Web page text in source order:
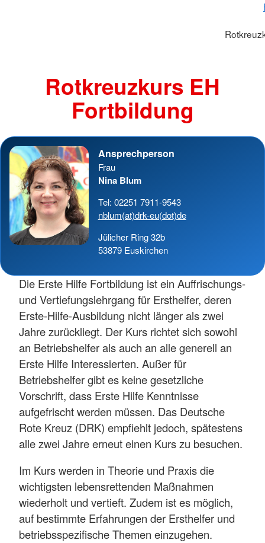
Rotkreuzkurs EH
Fortbildung
Ansprechperson
Frau
Nina Blum
Tel: 02251 7911-9543
nblum(at)drk-eu(dot)de
Jülicher Ring 32b
53879 Euskirchen
Die Erste Hilfe Fortbildung ist ein Auffrischungs-
und Vertiefungslehrgang für Ersthelfer, deren
Erste-Hilfe-Ausbildung nicht länger als zwei
Jahre zurückliegt. Der Kurs richtet sich sowohl
an Betriebshelfer als auch an alle generell an
Erste Hilfe Interessierten. Außer für
Betriebshelfer gibt es keine gesetzliche
Vorschrift, dass Erste Hilfe Kenntnisse
aufgefrischt werden müssen. Das Deutsche
Rote Kreuz (DRK) empfiehlt jedoch, spätestens
alle zwei Jahre erneut einen Kurs zu besuchen.
Im Kurs werden in Theorie und Praxis die
wichtigsten lebensrettenden Maßnahmen
wiederholt und vertieft. Zudem ist es möglich,
auf bestimmte Erfahrungen der Ersthelfer und
betriebsspezifische Themen einzugehen.